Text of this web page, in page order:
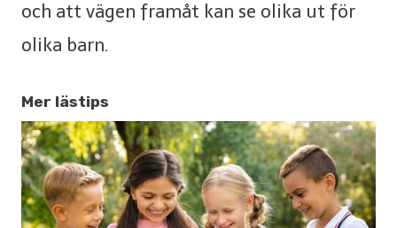
och att vägen framåt kan se olika ut för
olika barn.
Mer lästips